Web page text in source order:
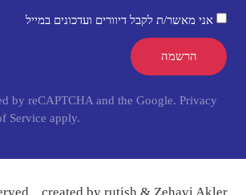
אני מאשר/ת לקבל דיוורים ועדכונים במייל
הרשמה
by reCAPTCHA and the Google. Privacy
Service apply.